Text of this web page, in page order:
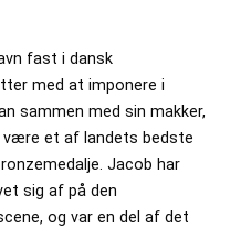
fast i dansk
med at imponere i
sammen med sin makker,
være et af landets bedste
Jacob har
sig af på den
og var en del af det